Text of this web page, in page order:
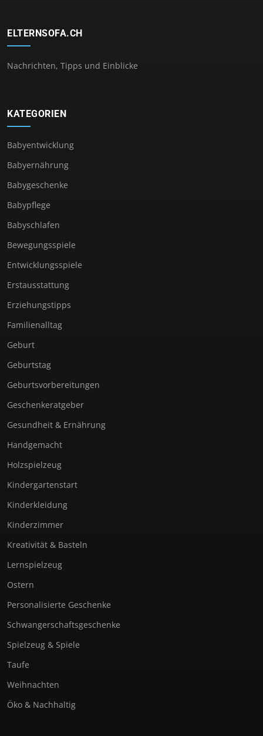
ELTERNSOFA.CH
Nachrichten, Tipps und Einblicke
KATEGORIEN
Babyentwicklung
Babyernährung
Babygeschenke
Babypflege
Babyschlafen
Bewegungsspiele
Entwicklungsspiele
Erstausstattung
Erziehungstipps
Familienalltag
Geburt
Geburtstag
Geburtsvorbereitungen
Geschenkeratgeber
Gesundheit & Ernährung
Handgemacht
Holzspielzeug
Kindergartenstart
Kinderkleidung
Kinderzimmer
Kreativität & Basteln
Lernspielzeug
Ostern
Personalisierte Geschenke
Schwangerschaftsgeschenke
Spielzeug & Spiele
Taufe
Weihnachten
Öko & Nachhaltig